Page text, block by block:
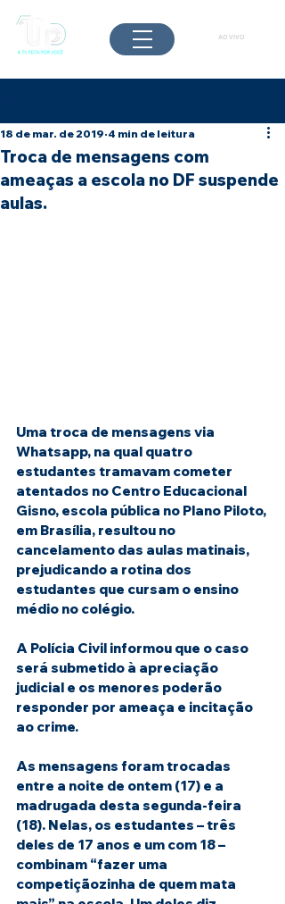
AO VIVO
Troca de mensagens com
ameaças a escola no DF suspende
aulas.
18 de mar. de 2019 4 min de leitura
Uma troca de mensagens via
Whatsapp, na qual quatro
estudantes tramavam cometer
atentados no Centro Educacional
Gisno, escola pública no Plano Piloto,
em Brasília, resultou no
cancelamento das aulas matinais,
prejudicando a rotina dos
estudantes que cursam o ensino
médio no colégio.
A Polícia Civil informou que o caso
será submetido à apreciação
judicial e os menores poderão
responder por ameaça e incitação
ao crime.
As mensagens foram trocadas
entre a noite de ontem (17) e a
madrugada desta segunda-feira
(18). Nelas, os estudantes – três
deles de 17 anos e um com 18 –
combinam “fazer uma
competiçãozinha de quem mata